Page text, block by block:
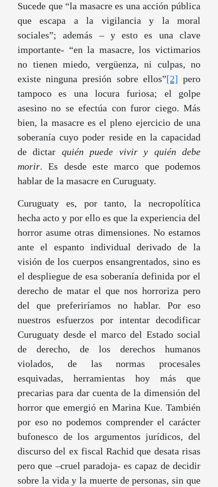
Sucede que “la masacre es una acción pública
que escapa a la vigilancia y la moral
sociales”; además – y esto es una clave
importante- “en la masacre, los victimarios
no tienen miedo, vergüenza, ni culpas, no
existe ninguna presión sobre ellos”[2] pero
tampoco es una locura furiosa; el golpe
asesino no se efectúa con furor ciego. Más
bien, la masacre es el pleno ejercicio de una
soberanía cuyo poder reside en la capacidad
de dictar quién puede vivir y quién debe
morir. Es desde este marco que podemos
hablar de la masacre en Curuguaty.
Curuguaty es, por tanto, la necropolítica
hecha acto y por ello es que la experiencia del
horror asume otras dimensiones. No estamos
ante el espanto individual derivado de la
visión de los cuerpos ensangrentados, sino es
el despliegue de esa soberanía definida por el
derecho de matar el que nos horroriza pero
del que preferiríamos no hablar. Por eso
nuestros esfuerzos por intentar decodificar
Curuguaty desde el marco del Estado social
de derecho, de los derechos humanos
violados, de las normas procesales
esquivadas, herramientas hoy más que
precarias para dar cuenta de la dimensión del
horror que emergió en Marina Kue. También
por eso no podemos comprender el carácter
bufonesco de los argumentos jurídicos, del
discurso del ex fiscal Rachid que desata risas
pero que –cruel paradoja- es capaz de decidir
sobre la vida y la muerte de personas, sin que